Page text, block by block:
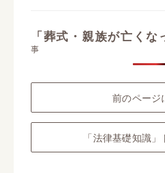
「葬式・親族が亡くな
事
前のページ
「法律基礎知識